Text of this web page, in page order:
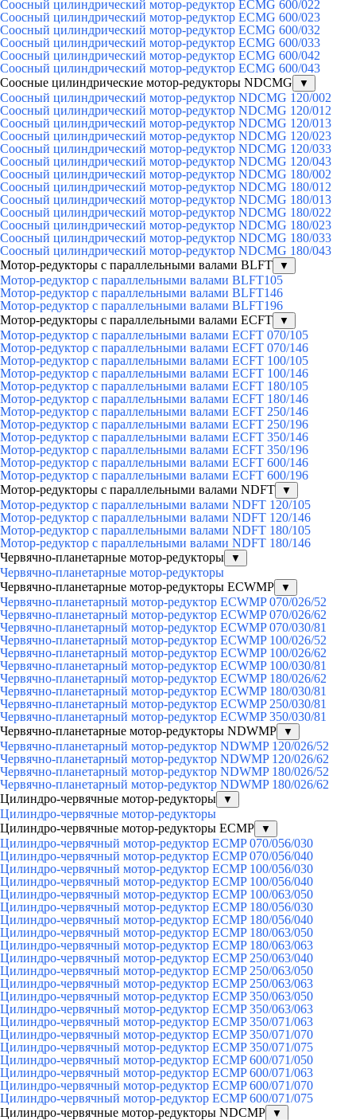
Соосный цилиндрический мотор-редуктор ECMG 600/022
Соосный цилиндрический мотор-редуктор ECMG 600/023
Соосный цилиндрический мотор-редуктор ECMG 600/032
Соосный цилиндрический мотор-редуктор ECMG 600/033
Соосный цилиндрический мотор-редуктор ECMG 600/042
Соосный цилиндрический мотор-редуктор ECMG 600/043
Соосные цилиндрические мотор-редукторы NDCMG
▼
Соосный цилиндрический мотор-редуктор NDCMG 120/002
Соосный цилиндрический мотор-редуктор NDCMG 120/012
Соосный цилиндрический мотор-редуктор NDCMG 120/013
Соосный цилиндрический мотор-редуктор NDCMG 120/023
Соосный цилиндрический мотор-редуктор NDCMG 120/033
Соосный цилиндрический мотор-редуктор NDCMG 120/043
Соосный цилиндрический мотор-редуктор NDCMG 180/002
Соосный цилиндрический мотор-редуктор NDCMG 180/012
Соосный цилиндрический мотор-редуктор NDCMG 180/013
Соосный цилиндрический мотор-редуктор NDCMG 180/022
Соосный цилиндрический мотор-редуктор NDCMG 180/023
Соосный цилиндрический мотор-редуктор NDCMG 180/033
Соосный цилиндрический мотор-редуктор NDCMG 180/043
Мотор-редукторы с параллельными валами BLFT
▼
Мотор-редуктор с параллельными валами BLFT105
Мотор-редуктор с параллельными валами BLFT146
Мотор-редуктор с параллельными валами BLFT196
Мотор-редукторы с параллельными валами ECFT
▼
Мотор-редуктор с параллельными валами ECFT 070/105
Мотор-редуктор с параллельными валами ECFT 070/146
Мотор-редуктор с параллельными валами ECFT 100/105
Мотор-редуктор с параллельными валами ECFT 100/146
Мотор-редуктор с параллельными валами ECFT 180/105
Мотор-редуктор с параллельными валами ECFT 180/146
Мотор-редуктор с параллельными валами ECFT 250/146
Мотор-редуктор с параллельными валами ECFT 250/196
Мотор-редуктор с параллельными валами ECFT 350/146
Мотор-редуктор с параллельными валами ECFT 350/196
Мотор-редуктор с параллельными валами ECFT 600/146
Мотор-редуктор с параллельными валами ECFT 600/196
Мотор-редукторы с параллельными валами NDFT
▼
Мотор-редуктор с параллельными валами NDFT 120/105
Мотор-редуктор с параллельными валами NDFT 120/146
Мотор-редуктор с параллельными валами NDFT 180/105
Мотор-редуктор с параллельными валами NDFT 180/146
Червячно-планетарные мотор-редукторы
▼
Червячно-планетарные мотор-редукторы
Червячно-планетарные мотор-редукторы ECWMP
▼
Червячно-планетарный мотор-редуктор ECWMP 070/026/52
Червячно-планетарный мотор-редуктор ECWMP 070/026/62
Червячно-планетарный мотор-редуктор ECWMP 070/030/81
Червячно-планетарный мотор-редуктор ECWMP 100/026/52
Червячно-планетарный мотор-редуктор ECWMP 100/026/62
Червячно-планетарный мотор-редуктор ECWMP 100/030/81
Червячно-планетарный мотор-редуктор ECWMP 180/026/62
Червячно-планетарный мотор-редуктор ECWMP 180/030/81
Червячно-планетарный мотор-редуктор ECWMP 250/030/81
Червячно-планетарный мотор-редуктор ECWMP 350/030/81
Червячно-планетарные мотор-редукторы NDWMP
▼
Червячно-планетарный мотор-редуктор NDWMP 120/026/52
Червячно-планетарный мотор-редуктор NDWMP 120/026/62
Червячно-планетарный мотор-редуктор NDWMP 180/026/52
Червячно-планетарный мотор-редуктор NDWMP 180/026/62
Цилиндро-червячные мотор-редукторы
▼
Цилиндро-червячные мотор-редукторы
Цилиндро-червячные мотор-редукторы ECMP
▼
Цилиндро-червячный мотор-редуктор ECMP 070/056/030
Цилиндро-червячный мотор-редуктор ECMP 070/056/040
Цилиндро-червячный мотор-редуктор ECMP 100/056/030
Цилиндро-червячный мотор-редуктор ECMP 100/056/040
Цилиндро-червячный мотор-редуктор ECMP 100/063/050
Цилиндро-червячный мотор-редуктор ECMP 180/056/030
Цилиндро-червячный мотор-редуктор ECMP 180/056/040
Цилиндро-червячный мотор-редуктор ECMP 180/063/050
Цилиндро-червячный мотор-редуктор ECMP 180/063/063
Цилиндро-червячный мотор-редуктор ECMP 250/063/040
Цилиндро-червячный мотор-редуктор ECMP 250/063/050
Цилиндро-червячный мотор-редуктор ECMP 250/063/063
Цилиндро-червячный мотор-редуктор ECMP 350/063/050
Цилиндро-червячный мотор-редуктор ECMP 350/063/063
Цилиндро-червячный мотор-редуктор ECMP 350/071/063
Цилиндро-червячный мотор-редуктор ECMP 350/071/070
Цилиндро-червячный мотор-редуктор ECMP 350/071/075
Цилиндро-червячный мотор-редуктор ECMP 600/071/050
Цилиндро-червячный мотор-редуктор ECMP 600/071/063
Цилиндро-червячный мотор-редуктор ECMP 600/071/070
Цилиндро-червячный мотор-редуктор ECMP 600/071/075
Цилиндро-червячные мотор-редукторы NDCMP
▼